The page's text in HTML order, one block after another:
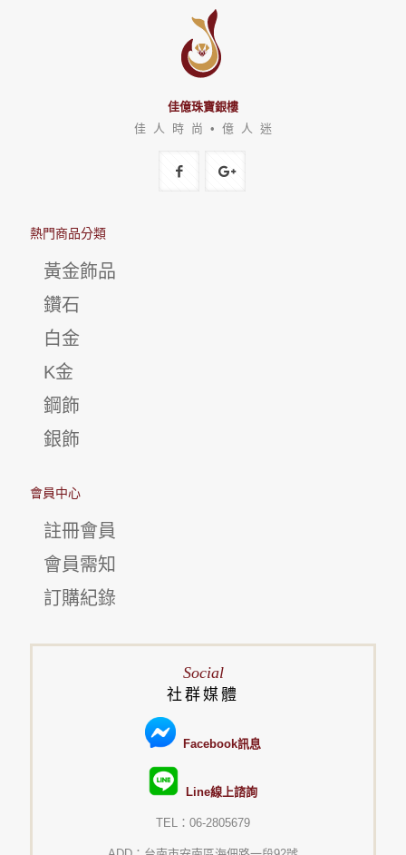
佳億珠寶銀樓
佳 人 時 尚 • 億 人 迷
熱門商品分類
黃金飾品
鑽石
白金
K金
鋼飾
銀飾
會員中心
註冊會員
會員需知
訂購紀錄
Social
社群媒體
Facebook訊息
Line線上諮詢
TEL：06-2805679